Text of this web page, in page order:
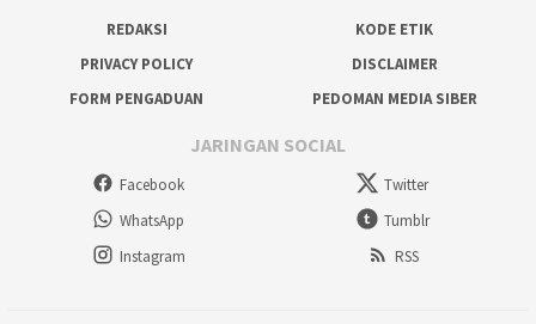
REDAKSI
KODE ETIK
PRIVACY POLICY
DISCLAIMER
FORM PENGADUAN
PEDOMAN MEDIA SIBER
JARINGAN SOCIAL
Facebook
Twitter
WhatsApp
Tumblr
Instagram
RSS